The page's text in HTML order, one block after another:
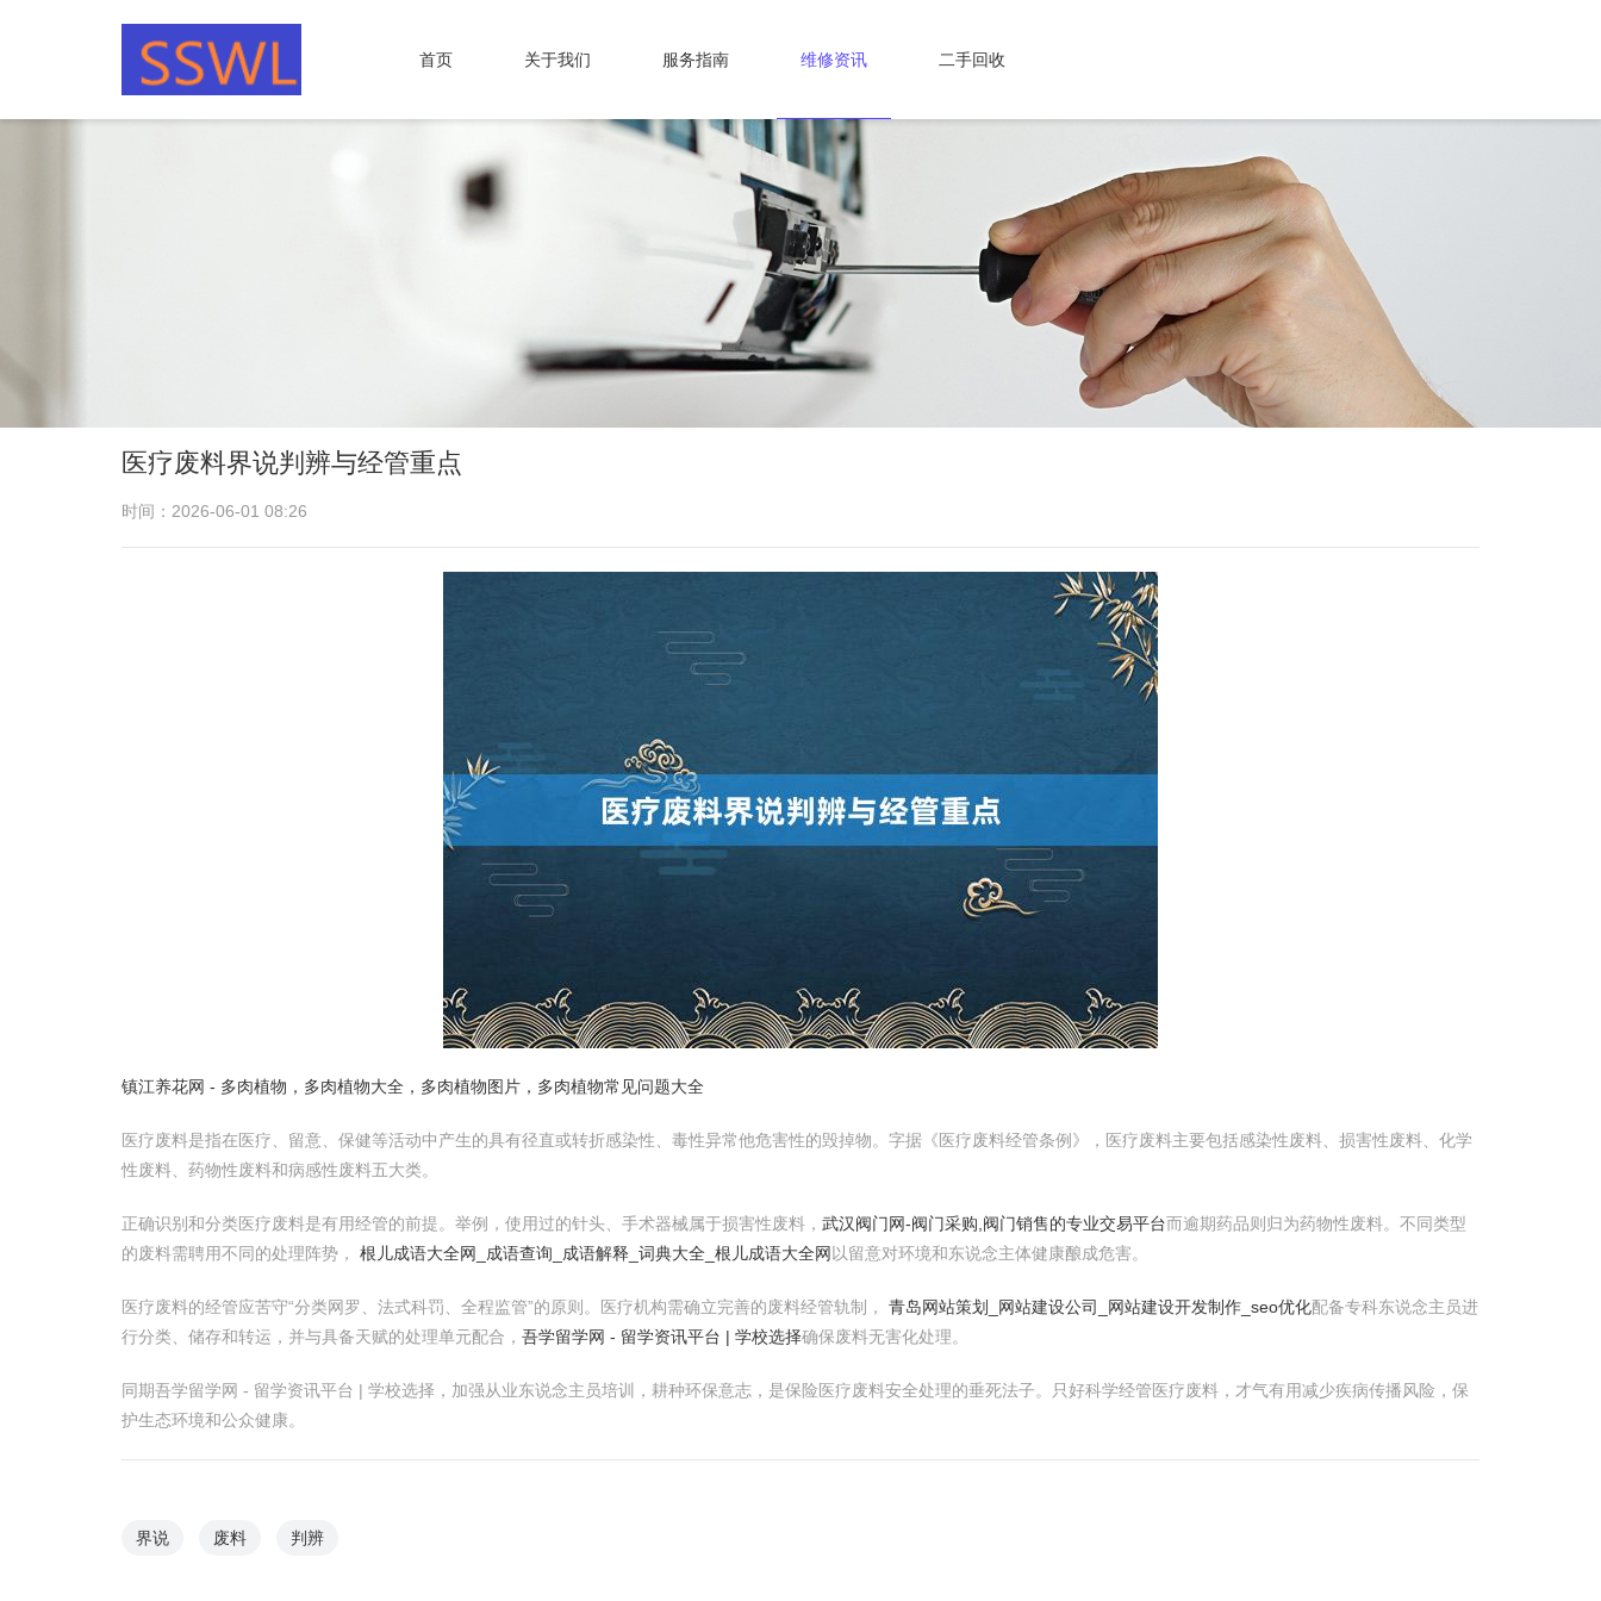
首页 关于我们 服务指南 维修资讯 二手回收
医疗废料界说判辨与经管重点
时间：2026-06-01 08:26
镇江养花网 - 多肉植物，多肉植物大全，多肉植物图片，多肉植物常见问题大全
医疗废料是指在医疗、留意、保健等活动中产生的具有径直或转折感染性、毒性异常他危害性的毁掉物。字据《医疗废料经管条例》，医疗废料主要包括感染性废料、损害性废料、化学
性废料、药物性废料和病感性废料五大类。
正确识别和分类医疗废料是有用经管的前提。举例，使用过的针头、手术器械属于损害性废料， 武汉阀门网-阀门采购,阀门销售的专业交易平台而逾期药品则归为药物性废料。不同类型
的废料需聘用不同的处理阵势， 根儿成语大全网_成语查询_成语解释_词典大全_根儿成语大全网 以留意对环境和东说念主体健康酿成危害。
医疗废料的经管应苦守“分类网罗、法式科罚、全程监管”的原则。医疗机构需确立完善的废料经管轨制， 青岛网站策划_网站建设公司_网站建设开发制作_seo优化配备专科东说念主员进
行分类、储存和转运，并与具备天赋的处理单元配合， 吾学留学网 - 留学资讯平台 | 学校选择确保废料无害化处理。
同期吾学留学网 - 留学资讯平台 | 学校选择，加强从业东说念主员培训，耕种环保意志，是保险医疗废料安全处理的垂死法子。只好科学经管医疗废料，才气有用减少疾病传播风险，保
护生态环境和公众健康。
界说 废料 判辨